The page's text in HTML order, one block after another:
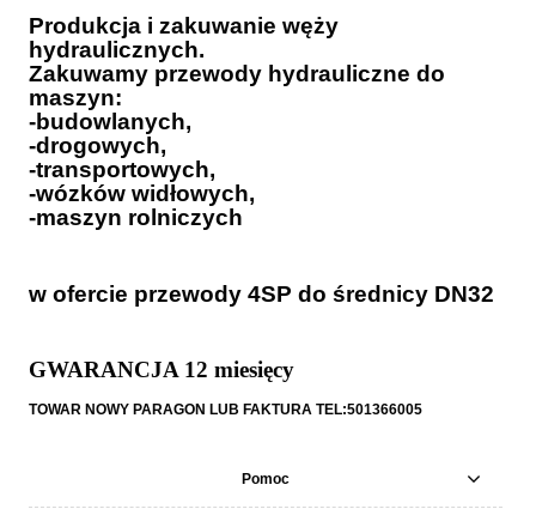
Produkcja i zakuwanie węży
hydraulicznych.
Zakuwamy przewody hydrauliczne do
maszyn:
-budowlanych,
-drogowych,
-transportowych,
-wózków widłowych,
-maszyn rolniczych
w ofercie przewody 4SP do średnicy DN32
GWARANCJA 12 miesięcy
TOWAR NOWY PARAGON LUB FAKTURA TEL:501366005
Pomoc